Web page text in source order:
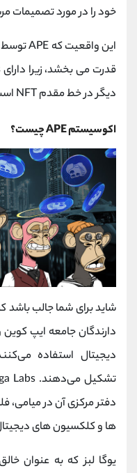
خود را در مورد تصمیمات
دیگر در خط مقدم NFT است.
اکوسیستم APE چیست؟
دارندگان جامعه ایپ
دفتر مرکزی آن در میامی،
ها و کلکسیون های